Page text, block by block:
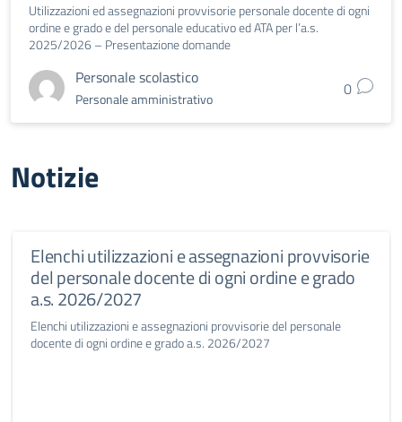
Utilizzazioni ed assegnazioni provvisorie personale docente di ogni
ordine e grado e del personale educativo ed ATA per l’a.s.
2025/2026 – Presentazione domande
Personale scolastico
Personale amministrativo 0
Notizie
Elenchi utilizzazioni e assegnazioni provvisorie
del personale docente di ogni ordine e grado
a.s. 2026/2027
Elenchi utilizzazioni e assegnazioni provvisorie del personale
docente di ogni ordine e grado a.s. 2026/2027